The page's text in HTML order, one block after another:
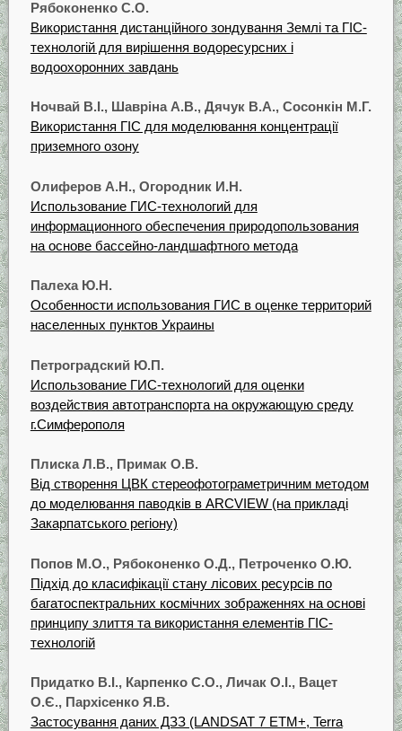
Рябоконенко С.О.
Використання дистанційного зондування Землі та ГІС-
технологій для вирішення водоресурсних i
водоохоронних завдань
Ночвай B.I., Шавріна А.В., Дячук В.А., Сосонкін М.Г.
Використання ГІС для моделювання концентрації
приземного озону
Олиферов А.Н., Огородник И.Н.
Использование ГИС-технологий для
информационного обеспечения природопользования
на основе бассейно-ландшафтного метода
Палеха Ю.Н.
Особенности использования ГИС в оценке территорий
населенных пунктов Украины
Петроградский Ю.П.
Использование ГИС-технологий для оценки
воздействия автотранспорта на окружающую среду
г.Симферополя
Плиска Л.В., Примак О.В.
Від створення ЦВК стереофотограметричним методом
до моделювання паводків в ARCVIEW (на прикладі
Закарпатського регіону)
Попов М.О., Рябоконенко О.Д., Петроченко О.Ю.
Підхід до класифікації стану лісових pecypciв по
багатоспектральних космічних зображеннях на основі
принципу злиття та використання елементів ГІС-
технологій
Придатко В.І., Карпенко С.О., Личак О.І., Вацет
О.Є., Пархісенко Я.В.
Застосування даних ДЗЗ (LANDSAT 7 ЕТМ+, Terrа